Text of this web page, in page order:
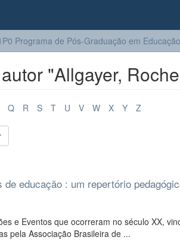
Programa de Pós-Graduação em Educação
"Allgayer,
Q R S T U V W X Y Z
educação : um repertório
e Eventos que ocorreram no século XX,
pela Associação Brasileira de ...